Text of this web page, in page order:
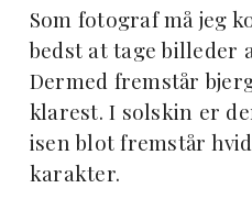
Som fotograf må jeg
bedst at tage billeder
Dermed fremstår
klarest. I solskin er
isen blot fremstår
karakter.